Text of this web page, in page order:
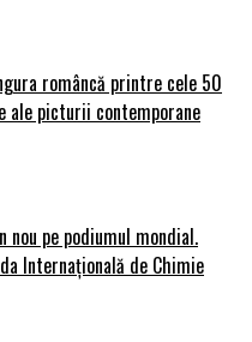
româncă printre cele 50
ale picturii contemporane
nou pe podiumul mondial.
Internațională de Chimie